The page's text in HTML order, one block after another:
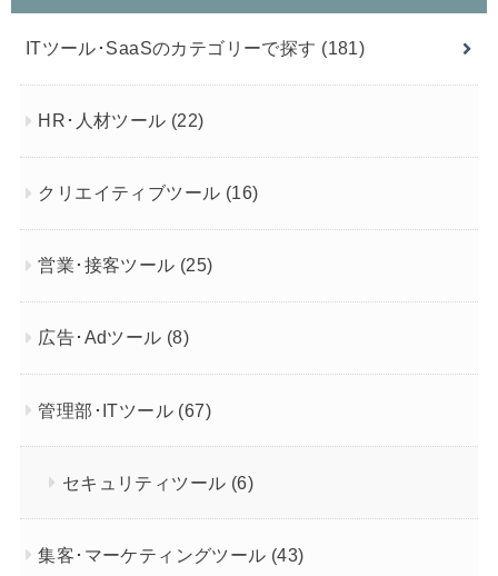
ITツール･SaaSのカテゴリーで探す (181)
HR･人材ツール (22)
クリエイティブツール (16)
営業･接客ツール (25)
広告･Adツール (8)
管理部･ITツール (67)
セキュリティツール (6)
集客･マーケティングツール (43)